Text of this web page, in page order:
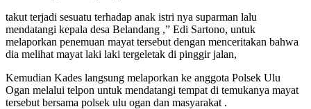
takut terjadi sesuatu terhadap anak istri nya suparman lalu
mendatangi kepala desa Belandang ,” Edi Sartono, untuk
melaporkan penemuan mayat tersebut dengan menceritakan bahwa
dia melihat mayat laki laki tergeletak di pinggir jalan,
Kemudian Kades langsung melaporkan ke anggota Polsek Ulu
Ogan melalui telpon untuk mendatangi tempat di temukanya mayat
tersebut bersama polsek ulu ogan dan masyarakat .